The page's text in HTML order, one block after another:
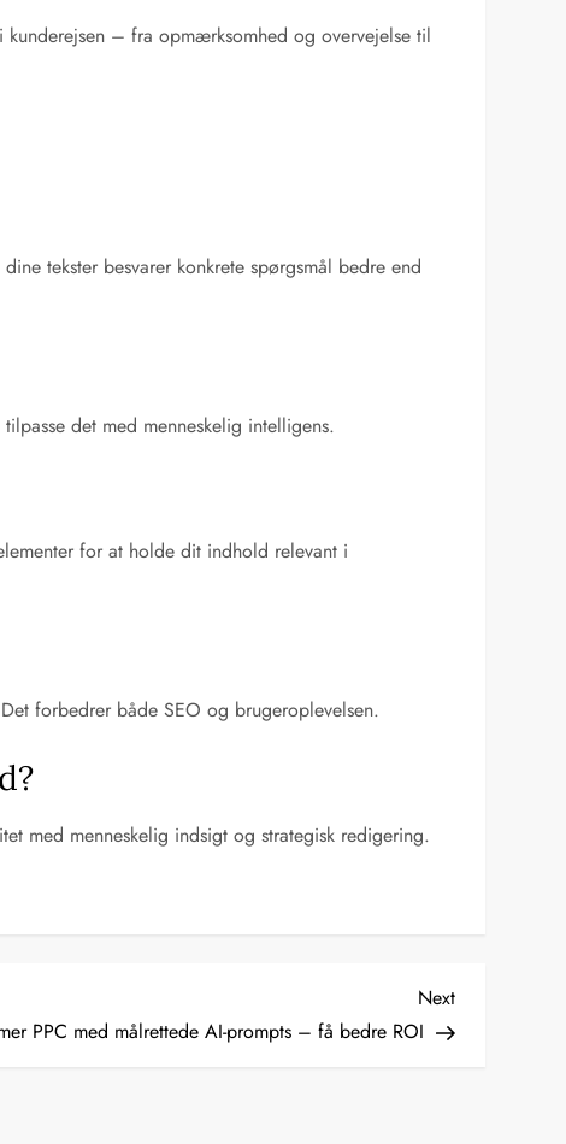
– fra opmærksomhed og overvejelse til
tekster besvarer konkrete spørgsmål bedre end
det med menneskelig intelligens.
for at holde dit indhold relevant i
forbedrer både SEO og brugeroplevelsen.
med menneskelig indsigt og strategisk redigering.
Next
Post
Next
PPC med målrettede AI-prompts – få bedre ROI